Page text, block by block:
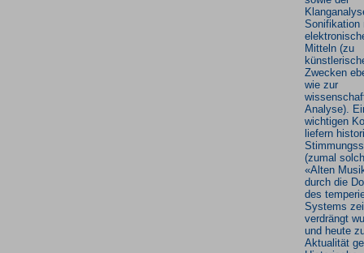
Sonifikation
Mitteln (zu
Zwecken
wie zur
Analyse).
wichtigen
liefern
(zumal
«Alten
durch die
des
Systems
verdrängt
und heute
Aktualität